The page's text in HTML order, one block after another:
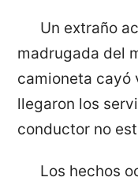
Un extraño
madrugada del
camioneta cayó
llegaron los
conductor no
Los hechos